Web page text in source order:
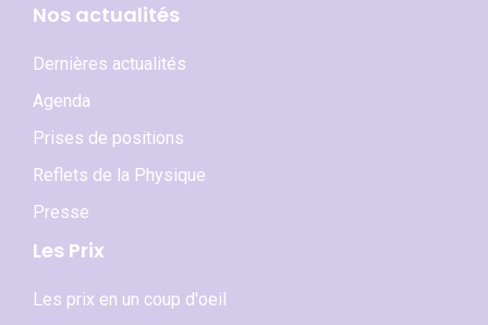
Nos actualités
Dernières actualités
Agenda
Prises de positions
Reflets de la Physique
Presse
Les Prix
Les prix en un coup d'oeil